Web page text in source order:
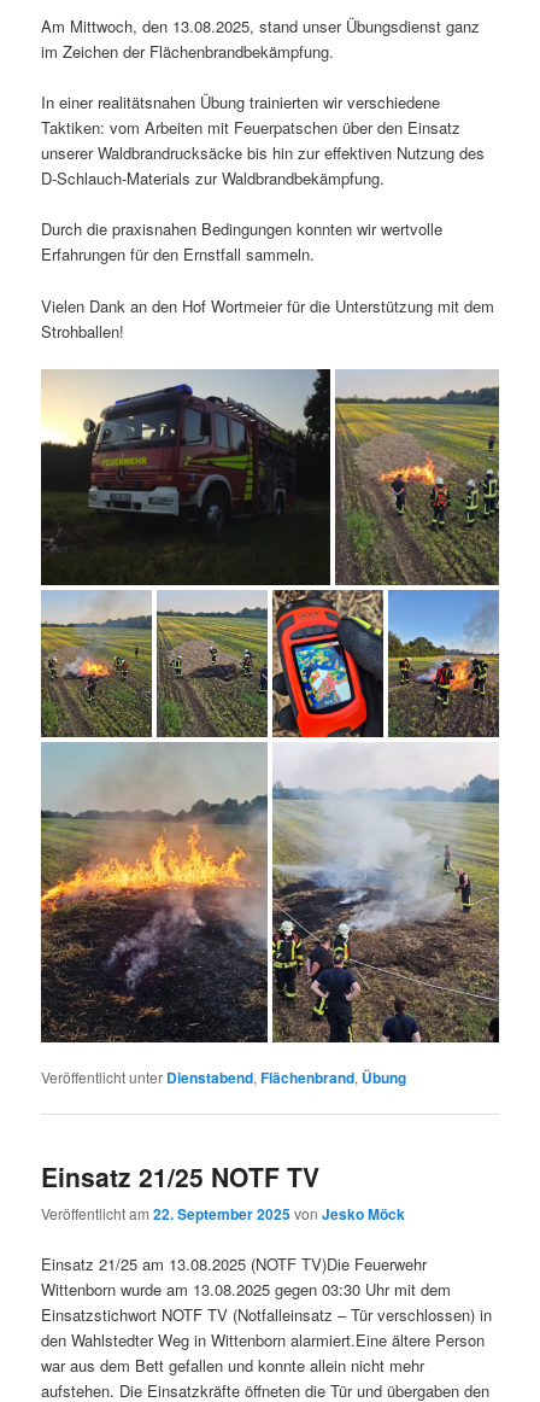
Am Mittwoch, den 13.08.2025, stand unser Übungsdienst ganz
im Zeichen der Flächenbrandbekämpfung.
In einer realitätsnahen Übung trainierten wir verschiedene
Taktiken: vom Arbeiten mit Feuerpatschen über den Einsatz
unserer Waldbrandrucksäcke bis hin zur effektiven Nutzung des
D-Schlauch-Materials zur Waldbrandbekämpfung.
Durch die praxisnahen Bedingungen konnten wir wertvolle
Erfahrungen für den Ernstfall sammeln.
Vielen Dank an den Hof Wortmeier für die Unterstützung mit dem
Strohballen!
Veröffentlicht unter Dienstabend,Flächenbrand, Übung
Einsatz 21/25 NOTF TV
Veröffentlicht am22. September 2025vonJesko Möck
Einsatz 21/25 am 13.08.2025 (NOTF TV)Die Feuerwehr
Wittenborn wurde am 13.08.2025 gegen 03:30 Uhr mit dem
Einsatzstichwort NOTF TV (Notfalleinsatz – Tür verschlossen) in
den Wahlstedter Weg in Wittenborn alarmiert.Eine ältere Person
war aus dem Bett gefallen und konnte allein nicht mehr
aufstehen. Die Einsatzkräfte öffneten die Tür und übergaben den